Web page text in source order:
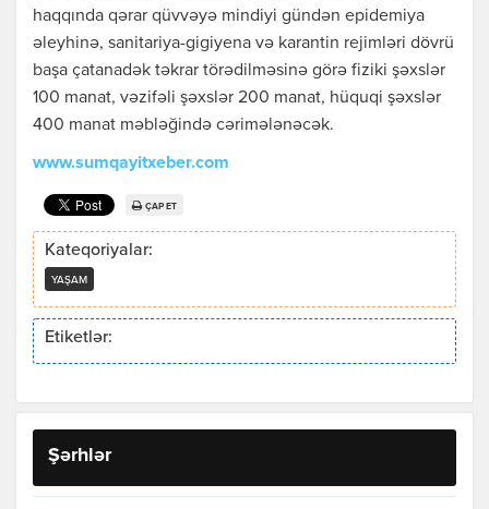
haqqında qərar qüvvəyə mindiyi gündən epidemiya
əleyhinə, sanitariya-gigiyena və karantin rejimləri dövrü
başa çatanadək təkrar törədilməsinə görə fiziki şəxslər
100 manat, vəzifəli şəxslər 200 manat, hüquqi şəxslər
400 manat məbləğində cərimələnəcək.
www.sumqayitxeber.com
ÇAP ET
Kateqoriyalar:
YAŞAM
Etiketlər:
Şərhlər